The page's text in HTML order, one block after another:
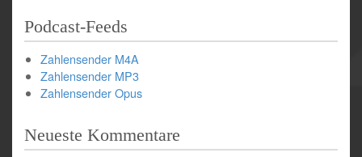
Podcast-Feeds
Zahlensender M4A
Zahlensender MP3
Zahlensender Opus
Neueste Kommentare